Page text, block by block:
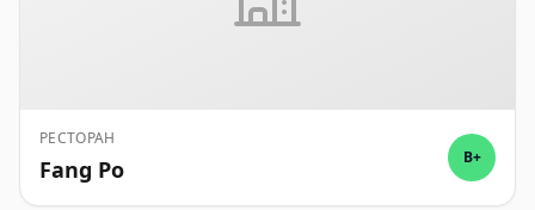
РЕСТОРАН
Fang Po B+